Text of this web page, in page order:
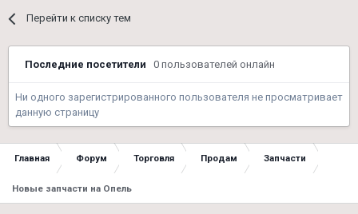
Перейти к списку тем
Последние посетители 0 пользователей онлайн
Ни одного зарегистрированного пользователя не просматривает
данную страницу
Главная Форум Торговля Продам Запчасти
Новые запчасти на Опель